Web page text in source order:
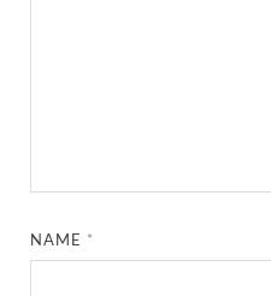
NAME *